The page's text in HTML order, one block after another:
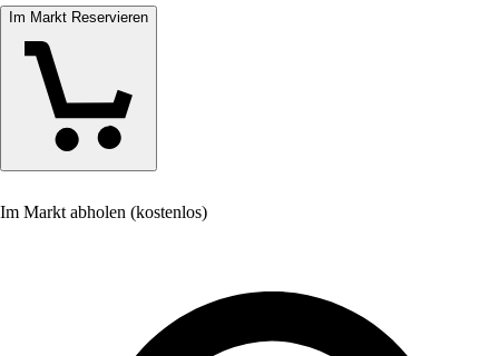
Im Markt Reservieren
Im Markt abholen (kostenlos)